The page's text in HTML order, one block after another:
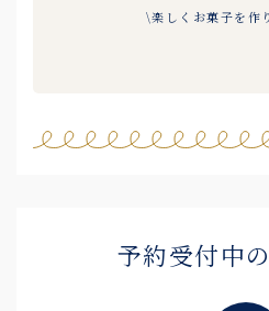
\楽しくお菓子を作
予約受付中